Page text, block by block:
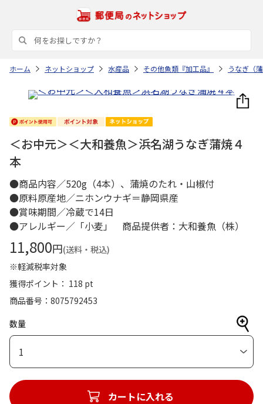
ホーム ネットショップ 水産品 その他魚類『加工品』 うなぎ（
＜お中元＞＜大和養魚＞浜名湖うなぎ蒲焼４
本
●商品内容／520g（4本）、蒲焼のたれ・山椒付
●原料原産地／ニホンウナギ＝静岡県産
●賞味期間／冷蔵で14日
●アレルギー／「小麦」 商品提供者：大和養魚（株）
11,800円(送料・税込)
※軽減税率対象
獲得ポイント： 118 pt
商品番号
8075792453
数量
1
カートに入れる